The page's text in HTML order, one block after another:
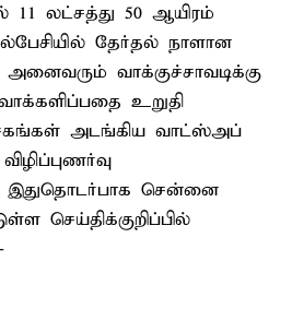
லட்சத்து 50 ஆயிரம்
தேர்தல் நாளான
வாக்குச்சாவடிக்கு
உறுதி
அடங்கிய வாட்ஸ்அப்
இதுதொடர்பாக சென்னை
செய்திக்குறிப்பில்